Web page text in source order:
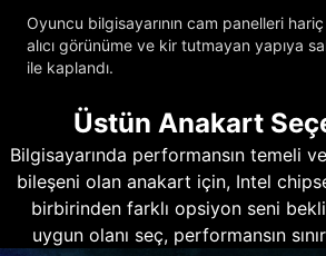
Oyuncu bilgisayarının cam panelleri
alıcı görünüme ve kir tutmayan yapıya
ile kaplandı.
Üstün Anakart
Bilgisayarında performansın temeli
bileşeni olan anakart için, Intel
birbirinden farklı opsiyon seni
uygun olanı seç, performansın